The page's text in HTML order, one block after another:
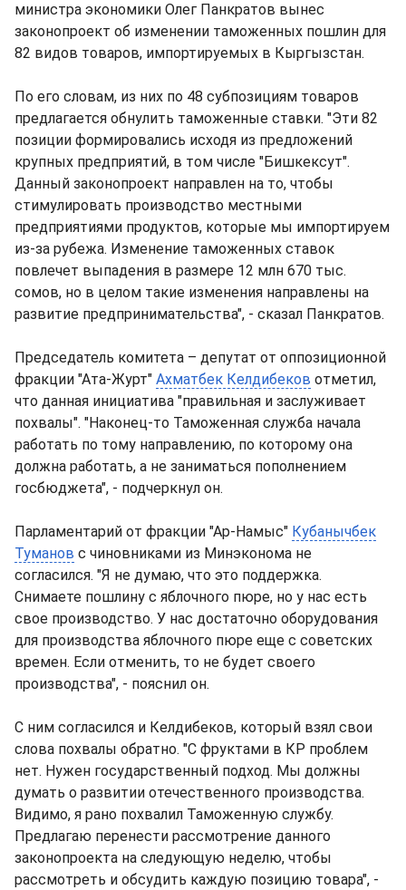
министра экономики Олег Панкратов вынес
законопроект об изменении таможенных пошлин для
82 видов товаров, импортируемых в Кыргызстан.
По его словам, из них по 48 субпозициям товаров
предлагается обнулить таможенные ставки. "Эти 82
позиции формировались исходя из предложений
крупных предприятий, в том числе "Бишкексут".
Данный законопроект направлен на то, чтобы
стимулировать производство местными
предприятиями продуктов, которые мы импортируем
из-за рубежа. Изменение таможенных ставок
повлечет выпадения в размере 12 млн 670 тыс.
сомов, но в целом такие изменения направлены на
развитие предпринимательства", - сказал Панкратов.
Председатель комитета – депутат от оппозиционной
фракции "Ата-Журт" Ахматбек Келдибеков отметил,
что данная инициатива "правильная и заслуживает
похвалы". "Наконец-то Таможенная служба начала
работать по тому направлению, по которому она
должна работать, а не заниматься пополнением
госбюджета", - подчеркнул он.
Парламентарий от фракции "Ар-Намыс" Кубанычбек
Туманов с чиновниками из Минэконома не
согласился. "Я не думаю, что это поддержка.
Снимаете пошлину с яблочного пюре, но у нас есть
свое производство. У нас достаточно оборудования
для производства яблочного пюре еще с советских
времен. Если отменить, то не будет своего
производства", - пояснил он.
С ним согласился и Келдибеков, который взял свои
слова похвалы обратно. "С фруктами в КР проблем
нет. Нужен государственный подход. Мы должны
думать о развитии отечественного производства.
Видимо, я рано похвалил Таможенную службу.
Предлагаю перенести рассмотрение данного
законопроекта на следующую неделю, чтобы
рассмотреть и обсудить каждую позицию товара", -